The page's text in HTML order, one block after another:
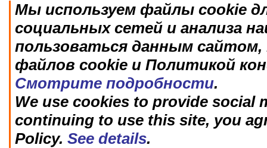
Мы используем файлы cookie
социальных сетей и анализа
пользоваться данным
файлов cookie и Политикой
Смотрите подробности.
We use cookies to provide social
continuing to use this site, you
Policy. See details.